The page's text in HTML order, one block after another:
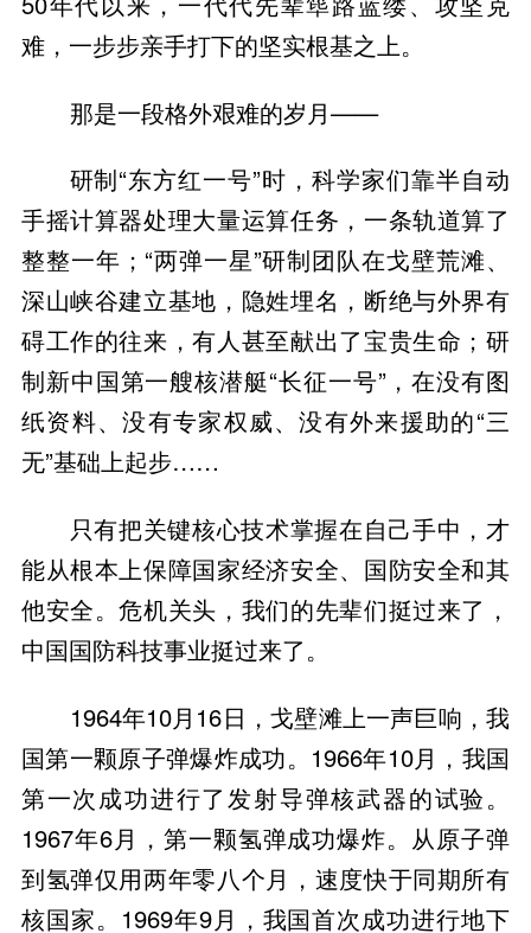
难，一步步亲手打下的坚实根基之上。
那是一段格外艰难的岁月——
研制“东方红一号”时，科学家们靠半自动
手摇计算器处理大量运算任务，一条轨道算了
整整一年；“两弹一星”研制团队在戈壁荒滩、
深山峡谷建立基地，隐姓埋名，断绝与外界有
碍工作的往来，有人甚至献出了宝贵生命；研
制新中国第一艘核潜艇“长征一号”，在没有图
纸资料、没有专家权威、没有外来援助的“三
无”基础上起步……
只有把关键核心技术掌握在自己手中，才
能从根本上保障国家经济安全、国防安全和其
他安全。危机关头，我们的先辈们挺过来了，
中国国防科技事业挺过来了。
1964年10月16日，戈壁滩上一声巨响，我
国第一颗原子弹爆炸成功。1966年10月，我国
第一次成功进行了发射导弹核武器的试验。
1967年6月，第一颗氢弹成功爆炸。从原子弹
到氢弹仅用两年零八个月，速度快于同期所有
核国家。1969年9月，我国首次成功进行地下